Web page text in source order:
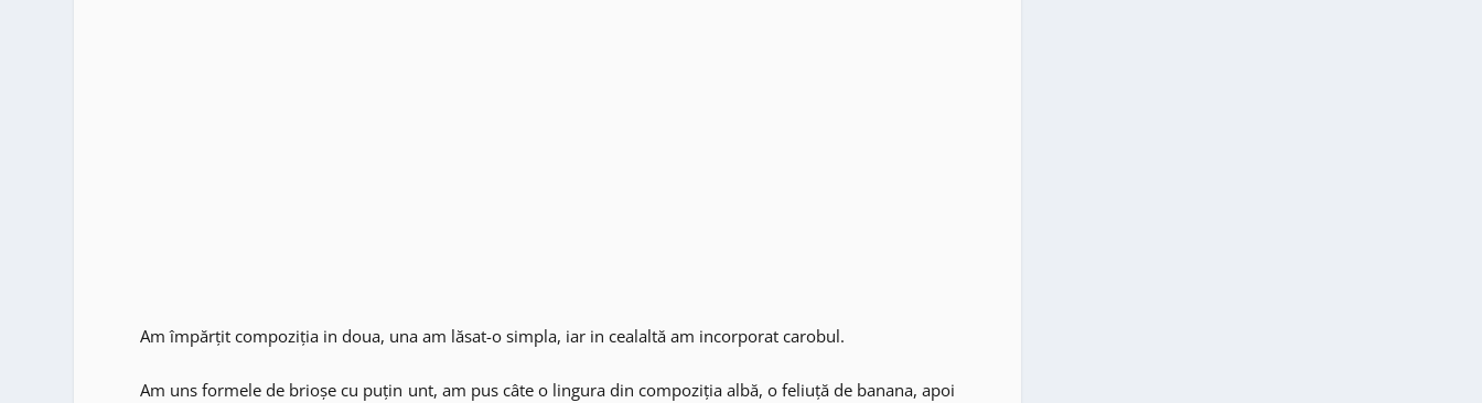
Am împărțit compoziția in doua, una am lăsat-o simpla, iar in cealaltă am incorporat carobul.
Am uns formele de brioșe cu puțin unt, am pus câte o lingura din compoziția albă, o feliuță de banana, apoi